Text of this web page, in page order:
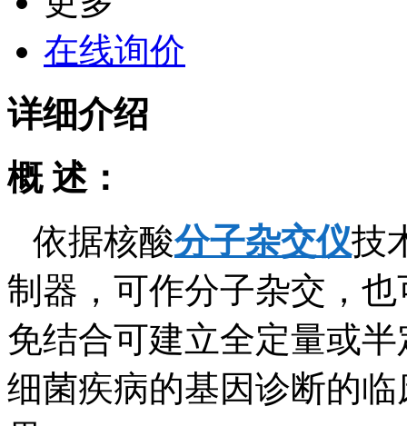
在线询价
详细介绍
概 述：
依据核酸分子杂交仪技
制器，可作分子杂交，
免结合可建立全定量或
细菌疾病的基因诊断的